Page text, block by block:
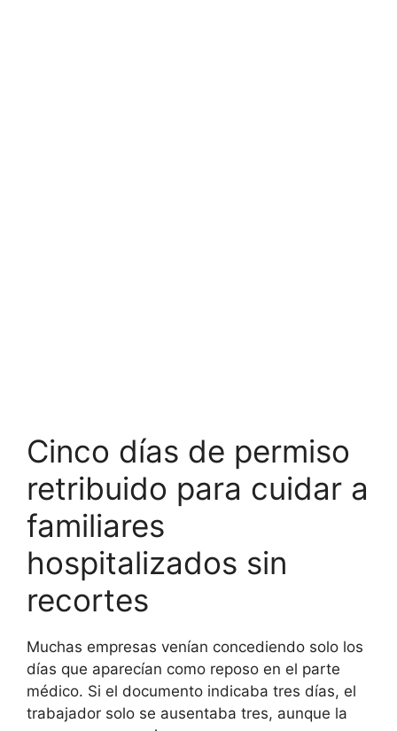
Cinco días de permiso
retribuido para cuidar a
familiares
hospitalizados sin
recortes
Muchas empresas venían concediendo solo los
días que aparecían como reposo en el parte
médico. Si el documento indicaba tres días, el
trabajador solo se ausentaba tres, aunque la